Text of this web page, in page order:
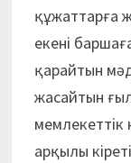
құжаттарға
екені
қарайтын
жасайтын
мемлекеттік
арқылы